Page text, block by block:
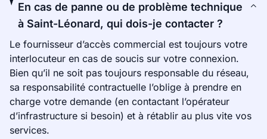
En cas de panne ou de problème technique
à Saint-Léonard, qui dois-je contacter ?
Le fournisseur d’accès commercial est toujours votre
interlocuteur en cas de soucis sur votre connexion.
Bien qu’il ne soit pas toujours responsable du réseau,
sa responsabilité contractuelle l’oblige à prendre en
charge votre demande (en contactant l’opérateur
d’infrastructure si besoin) et à rétablir au plus vite vos
services.